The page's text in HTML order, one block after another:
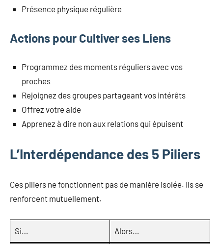
Présence physique régulière
Actions pour Cultiver ses Liens
Programmez des moments réguliers avec vos
proches
Rejoignez des groupes partageant vos intérêts
Offrez votre aide
Apprenez à dire non aux relations qui épuisent
L’Interdépendance des 5 Piliers
Ces piliers ne fonctionnent pas de manière isolée. Ils se
renforcent mutuellement.
Si… Alors…